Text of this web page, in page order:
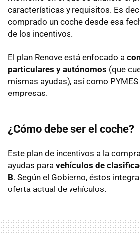
características y requisitos. Es
comprado un coche desde esa
de los incentivos.
El plan Renove está enfocado a
particulares y autónomos (que
mismas ayudas), así como
empresas.
¿Cómo debe ser el coche?
Este plan de incentivos a la
ayudas para vehículos de
B. Según el Gobierno, éstos
oferta actual de vehículos.